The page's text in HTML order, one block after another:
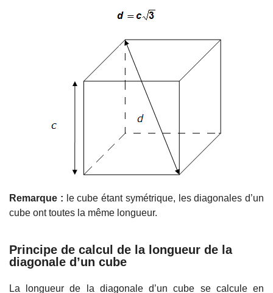
Remarque : le cube étant symétrique, les diagonales d’un
cube ont toutes la même longueur.
Principe de calcul de la longueur de la
diagonale d’un cube
La longueur de la diagonale d’un cube se calcule en